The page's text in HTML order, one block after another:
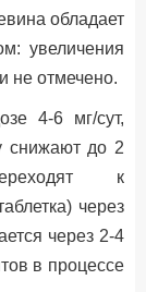
обладает
увеличения
не отмечено.
4-6 мг/сут,
снижают до 2
к
через
через 2-4
в процессе